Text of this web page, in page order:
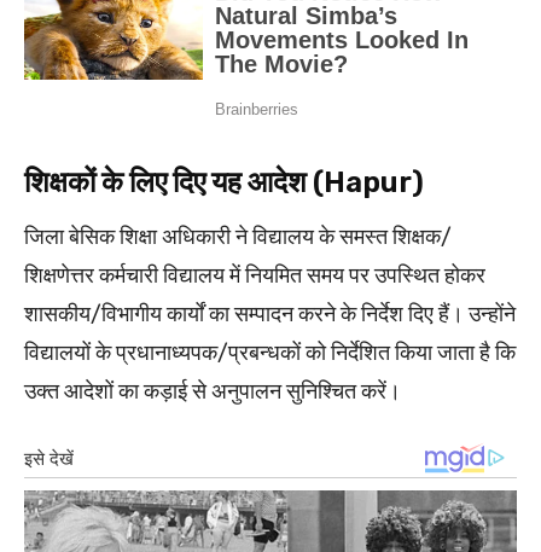
शिक्षकों के लिए दिए यह आदेश (Hapur)
जिला बेसिक शिक्षा अधिकारी ने विद्यालय के समस्त शिक्षक/
शिक्षणेत्तर कर्मचारी विद्यालय में नियमित समय पर उपस्थित होकर
शासकीय/विभागीय कार्यों का सम्पादन करने के निर्देश दिए हैं। उन्होंने
विद्यालयों के प्रधानाध्यपक/प्रबन्धकों को निर्देशित किया जाता है कि
उक्त आदेशों का कड़ाई से अनुपालन सुनिश्चित करें।